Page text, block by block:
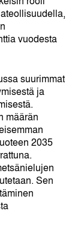
vuodesta
suurimmat
ja
määrän
2035
Sen